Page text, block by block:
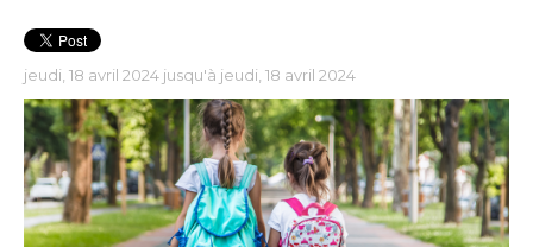
jeudi, 18 avril 2024 jusqu'à jeudi, 18 avril 2024